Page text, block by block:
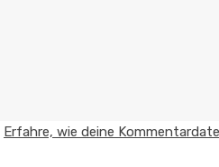
Erfahre, wie deine